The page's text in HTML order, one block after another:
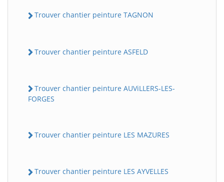
Trouver chantier peinture TAGNON
Trouver chantier peinture ASFELD
Trouver chantier peinture AUViLLERS-LES-
FORGES
Trouver chantier peinture LES MAZURES
Trouver chantier peinture LES AYVELLES